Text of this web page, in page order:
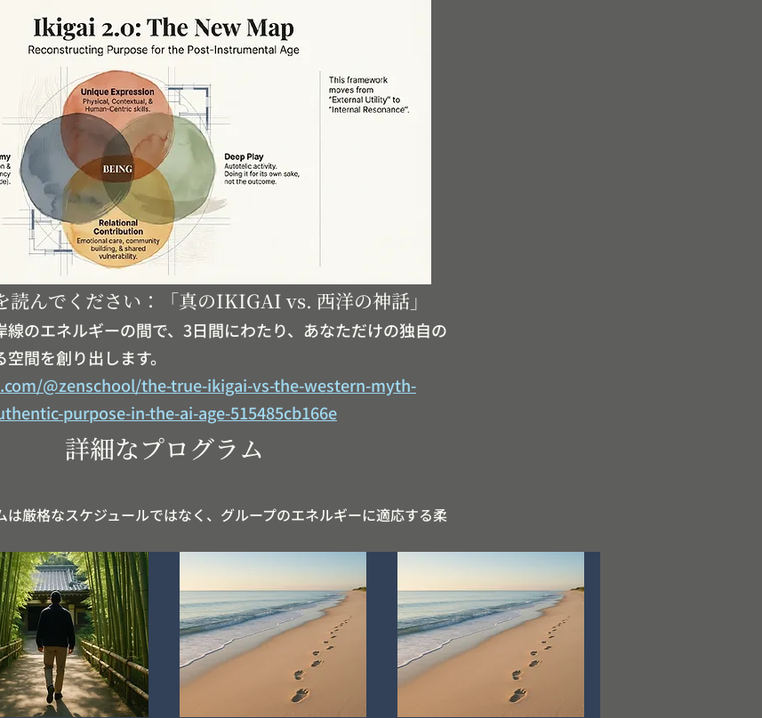
読んでください：「真のIKIGAI vs. 西洋の神話」
線のエネルギーの間で、3日間にわたり、あなただけの独自の
間を創り出します。
@zenschool/the-true-ikigai-vs-the-western-myth-
purpose-in-the-ai-age-515485cb166e
詳細なプログラム
は厳格なスケジュールではなく、グループのエネルギーに適応する柔